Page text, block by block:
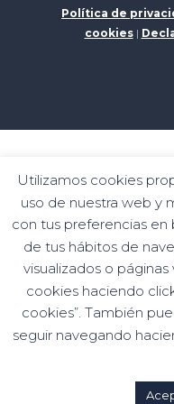
Política de
cookies|
Utilizamos cookies
uso de nuestra web y
con tus preferencias en
de tus hábitos de
visualizados o
cookies haciendo
cookies”. También
seguir navegando
Programa de kits
Siguiente